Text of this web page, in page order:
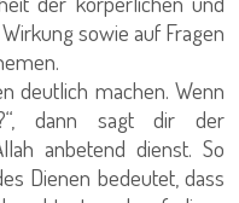
sowie auf Fragen
deutlich machen. Wenn
dann sagt dir der
anbetend dienst. So
Dienen bedeutet, dass